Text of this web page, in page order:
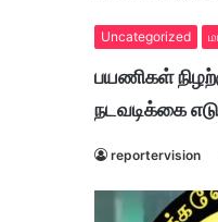
Uncategorized
பயணிகள்
நடவடிக்கை
reportervision